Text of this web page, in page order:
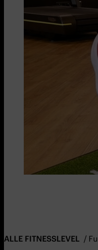
ALLE FITNESSLEVEL /